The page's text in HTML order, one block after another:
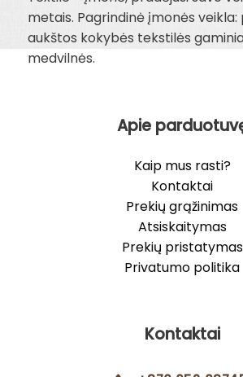
metais. Pagrindinė įmonės
aukštos kokybės tekstilės
medvilnės.
Apie
Kaip mus rasti?
Kontaktai
Prekių grąžinimas
Atsiskaitymas
Prekių pristatymas
Privatumo politika
Kontaktai